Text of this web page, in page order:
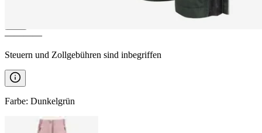
————
Steuern und Zollgebühren sind inbegriffen
Farbe: Dunkelgrün